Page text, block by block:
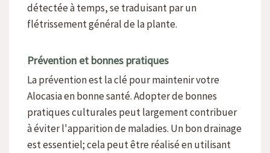
détectée à temps, se traduisant par un
flétrissement général de la plante.
Prévention et bonnes pratiques
La prévention est la clé pour maintenir votre
Alocasia en bonne santé. Adopter de bonnes
pratiques culturales peut largement contribuer
à éviter l'apparition de maladies. Un bon drainage
est essentiel; cela peut être réalisé en utilisant